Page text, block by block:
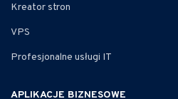
Kreator stron
VPS
Profesjonalne usługi IT
APLIKACJE BIZNESOWE